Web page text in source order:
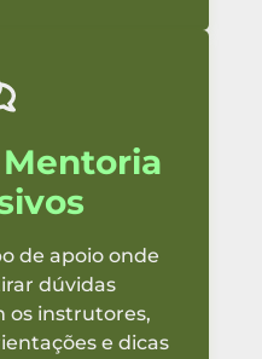
de apoio onde
dúvidas
os instrutores,
e dicas